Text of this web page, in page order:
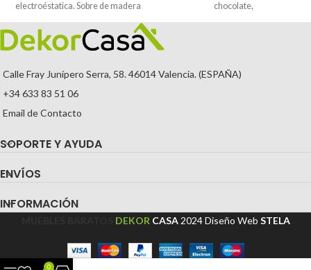
electroéstatica. Sobre de madera
chocolate,
Calle Fray Junípero Serra, 58. 46014 Valencia. (ESPAÑA)
+34 633 83 51 06
Email de Contacto
SOPORTE Y AYUDA
ENVÍOS
INFORMACIÓN
DEKOR CASA 2024Diseño Web STELA
0